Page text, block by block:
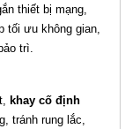
thiết bị mạng,
tối ưu không gian,
trì.
khay cố định
tránh rung lắc,